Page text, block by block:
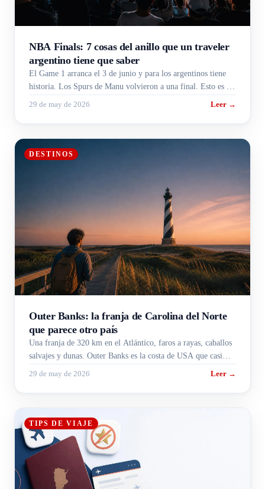
NBA Finals: 7 cosas del anillo que un traveler
argentino tiene que saber
El Game 1 arranca el 3 de junio y para los argentinos tiene
historia. Los Spurs de Manu volvieron a una final. Esto es lo
29 de may de 2026 Leer →
DESTINOS
Outer Banks: la franja de Carolina del Norte
que parece otro país
Una franja de 320 km en el Atlántico, faros a rayas, caballos
salvajes y dunas. Outer Banks es la costa de USA que casi
29 de may de 2026 Leer →
TIPS DE VIAJE